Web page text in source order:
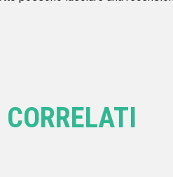
CORRELATI